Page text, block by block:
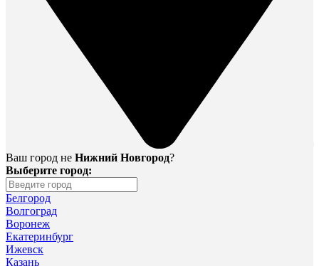
Ваш город не Нижний Новгород?
Выберите город:
Белгород
Волгоград
Воронеж
Екатеринбург
Ижевск
Казань